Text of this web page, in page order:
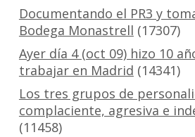
Documentando el PR3 y
Bodega Monastrell (17307)
Ayer día 4 (oct 09) hizo 10
trabajar en Madrid (14341)
Los tres grupos de
complaciente, agresiva e
(11458)